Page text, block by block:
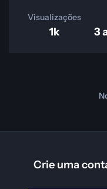
Visualizações
1k 3
Crie uma